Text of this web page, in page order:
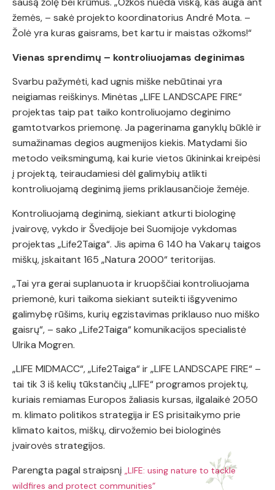
žemės, – sakė projekto koordinatorius André Mota. –
Žolė yra kuras gaisrams, bet kartu ir maistas ožkoms!“
Vienas sprendimų – kontroliuojamas deginimas
Svarbu pažymėti, kad ugnis miške nebūtinai yra
neigiamas reiškinys. Minėtas „LIFE LANDSCAPE FIRE“
projektas taip pat taiko kontroliuojamo deginimo
gamtotvarkos priemonę. Ja pagerinama ganyklų būklė ir
sumažinamas degios augmenijos kiekis. Matydami šio
metodo veiksmingumą, kai kurie vietos ūkininkai kreipėsi
į projektą, teiraudamiesi dėl galimybių atlikti
kontroliuojamą deginimą jiems priklausančioje žemėje.
Kontroliuojamą deginimą, siekiant atkurti biologinę
įvairovę, vykdo ir Švedijoje bei Suomijoje vykdomas
projektas „Life2Taiga“. Jis apima 6 140 ha Vakarų taigos
miškų, įskaitant 165 „Natura 2000“ teritorijas.
„Tai yra gerai suplanuota ir kruopščiai kontroliuojama
priemonė, kuri taikoma siekiant suteikti išgyvenimo
galimybę rūšims, kurių egzistavimas priklauso nuo miško
gaisrų“, – sako „Life2Taiga“ komunikacijos specialistė
Ulrika Mogren.
„LIFE MIDMACC“, „Life2Taiga“ ir „LIFE LANDSCAPE FIRE“ –
tai tik 3 iš kelių tūkstančių „LIFE“ programos projektų,
kuriais remiamas Europos žaliasis kursas, ilgalaikė 2050
m. klimato politikos strategija ir ES prisitaikymo prie
klimato kaitos, miškų, dirvožemio bei biologinės
įvairovės strategijos.
Parengta pagal straipsnį „LIFE: using nature to tackle
wildfires and protect communities“